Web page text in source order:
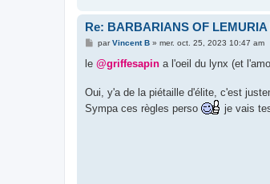
Re: BARBARIANS OF
M
s
s
g
parVincent B» mer. oct. 25, 2023 10:47 am
le @griffesapin a l'oeil du lynx (et
Oui, y'a de la piétaille d'élite, c'est
Sympa ces règles perso
je vais